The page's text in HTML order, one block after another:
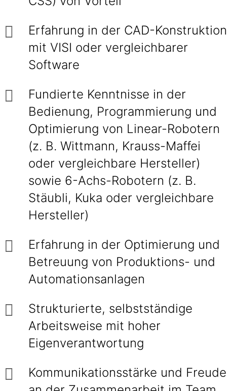
Erfahrung in der CAD-Konstruktion
mit VISI oder vergleichbarer
Software
Fundierte Kenntnisse in der
Bedienung, Programmierung und
Optimierung von Linear-Robotern
(z. B. Wittmann, Krauss-Maffei
oder vergleichbare Hersteller)
sowie 6-Achs-Robotern (z. B.
Stäubli, Kuka oder vergleichbare
Hersteller)
Erfahrung in der Optimierung und
Betreuung von Produktions- und
Automationsanlagen
Strukturierte, selbstständige
Arbeitsweise mit hoher
Eigenverantwortung
Kommunikationsstärke und Freude